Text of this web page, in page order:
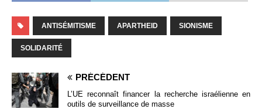
ANTISÉMITISME APARTHEID SIONISME
SOLIDARITÉ
PRÉCÉDENT
L’UE reconnaît financer la recherche israélienne en
outils de surveillance de masse